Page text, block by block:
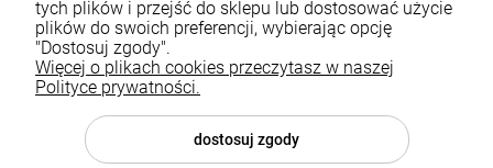
Płatności i dostawa
Informacje
tych plików i przejść do sklepu lub dostosować użycie
plików do swoich preferencji, wybierając opcję
"Dostosuj zgody".
Więcej o plikach cookies przeczytasz w naszej
Polityce prywatności.
dostosuj zgody